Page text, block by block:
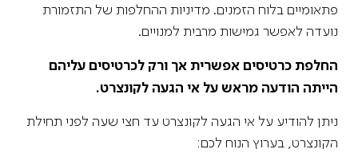
פתאומיים בלוח הזמנים. מדיניות ההחלפות של התזמורת
נועדה לאפשר גמישות מרבית למנויים.
החלפת כרטיסים אפשרית אך ורק לכרטיסים עליהם
הייתה הודעה מראש על אי הגעה לקונצרט.
ניתן להודיע על אי הגעה לקונצרט עד חצי שעה לפני תחילת
הקונצרט, בערוץ הנוח לכם: